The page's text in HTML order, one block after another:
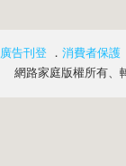
廣告刊登 ． 消費者保護
網路家庭版權所有、